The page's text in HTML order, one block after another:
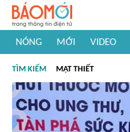
NÓNG MỚI VIDEO
#Khám phá thế giới
TÌM KIẾM MẬT THIẾT